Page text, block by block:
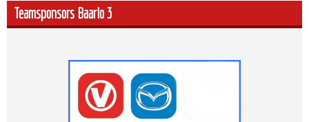
Teamsponsors Baarlo 3